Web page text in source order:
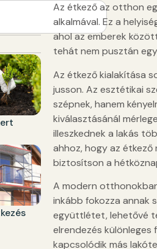
Az étkező az otthon
alkalmával. Ez a
ahol az emberek
tehát nem pusztán
Az étkező kialakítása
jusson. Az esztétikai
szépnek, hanem
kiválasztásánál
illeszkednek a lakás
ahhoz, hogy az étkező
biztosítson a
A modern
inkább fokozza annak
együttlétet, lehetővé
elrendezés különleges
kapcsolódik más